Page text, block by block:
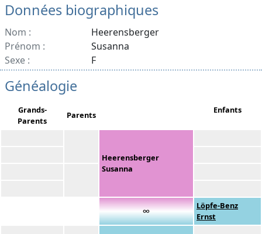
Données biographiques
Nom :
Heerensberger
Prénom :
Susanna
Sexe :
F
Généalogie
Grands-
Parents
Parents Enfants
Heerensberger
Susanna
∞
Löpfe-Benz
Ernst